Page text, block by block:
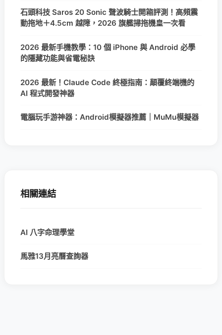
石頭科技 Saros 20 Sonic 聲波騎士開箱評測！高頻震
動拖地＋4.5cm 越障，2026 旗艦掃拖機皇一次看
2026 最新手機教學：10 個 iPhone 與 Android 必學
的隱藏功能與省電秘訣
2026 最新！Claude Code 終極指南：顛覆終端機的
AI 程式開發神器
電腦玩手游神器：Android模擬器推薦｜MuMu模擬器
相關連結
AI 八字命理學堂
馬雅13月亮曆查詢器